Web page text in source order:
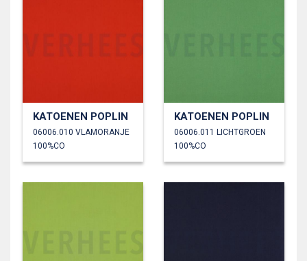
KATOENEN POPLIN
06006.010 VLAMORANJE
100%CO
KATOENEN POPLIN
06006.011 LICHTGROEN
100%CO